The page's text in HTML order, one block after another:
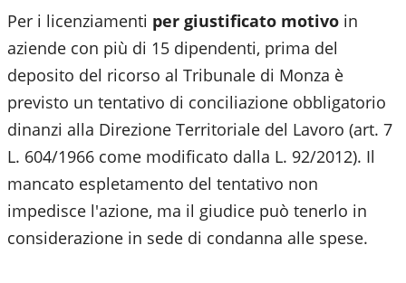
Per i licenziamenti per giustificato motivo in
aziende con più di 15 dipendenti, prima del
deposito del ricorso al Tribunale di Monza è
previsto un tentativo di conciliazione obbligatorio
dinanzi alla Direzione Territoriale del Lavoro (art. 7
L. 604/1966 come modificato dalla L. 92/2012). Il
mancato espletamento del tentativo non
impedisce l'azione, ma il giudice può tenerlo in
considerazione in sede di condanna alle spese.